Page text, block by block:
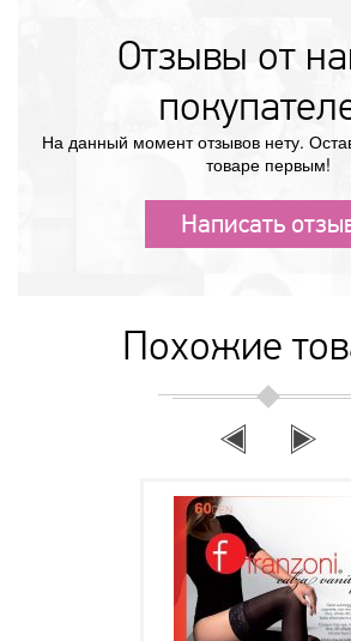
Отзывы от
На данный момент отзывов нету.
товаре первым!
Написать
Похожие